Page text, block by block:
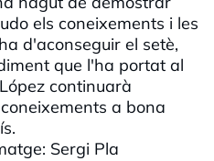
els coneixements i les
d'aconseguir el setè,
que l'ha portat al
continuarà
a bona
Sergi Pla